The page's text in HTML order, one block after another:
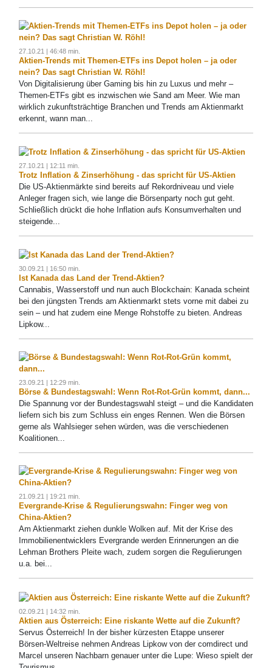
27.10.21 | 46:48 min.
Aktien-Trends mit Themen-ETFs ins Depot holen – ja oder
nein? Das sagt Christian W. Röhl!
Von Digitalisierung über Gaming bis hin zu Luxus und mehr –
Themen-ETFs gibt es inzwischen wie Sand am Meer. Wie man
wirklich zukunftsträchtige Branchen und Trends am Aktienmarkt
erkennt, wann man...
27.10.21 | 12:11 min.
Trotz Inflation & Zinserhöhung - das spricht für US-Aktien
Die US-Aktienmärkte sind bereits auf Rekordniveau und viele
Anleger fragen sich, wie lange die Börsenparty noch gut geht.
Schließlich drückt die hohe Inflation aufs Konsumverhalten und
steigende...
30.09.21 | 16:50 min.
Ist Kanada das Land der Trend-Aktien?
Cannabis, Wasserstoff und nun auch Blockchain: Kanada scheint
bei den jüngsten Trends am Aktienmarkt stets vorne mit dabei zu
sein – und hat zudem eine Menge Rohstoffe zu bieten. Andreas
Lipkow...
23.09.21 | 12:29 min.
Börse & Bundestagswahl: Wenn Rot-Rot-Grün kommt, dann...
Die Spannung vor der Bundestagswahl steigt – und die Kandidaten
liefern sich bis zum Schluss ein enges Rennen. Wen die Börsen
gerne als Wahlsieger sehen würden, was die verschiedenen
Koalitionen...
21.09.21 | 19:21 min.
Evergrande-Krise & Regulierungswahn: Finger weg von
China-Aktien?
Am Aktienmarkt ziehen dunkle Wolken auf. Mit der Krise des
Immobilienentwicklers Evergrande werden Erinnerungen an die
Lehman Brothers Pleite wach, zudem sorgen die Regulierungen
u.a. bei...
02.09.21 | 14:32 min.
Aktien aus Österreich: Eine riskante Wette auf die Zukunft?
Servus Österreich! In der bisher kürzesten Etappe unserer
Börsen-Weltreise nehmen Andreas Lipkow von der comdirect und
Marcel unseren Nachbarn genauer unter die Lupe: Wieso spielt der